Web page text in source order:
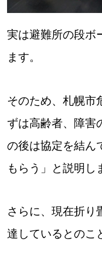
道南
道央
KEYWORD キーワード
実は避難所の段ボ
ます。
そのため、札幌市
ずは高齢者、障害
の後は協定を結ん
もらう」と説明し
さらに、現在折り
達しているとのこ